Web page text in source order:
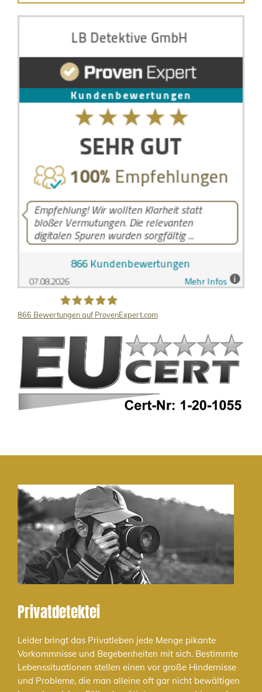
LB Detektive GmbH
866 Bewertungen auf ProvenExpert.com
Privatdetektei
Leider bringt das Privatleben jede Menge pikante
Vorkommnisse und Begebenheiten mit sich. Bestimmte
Lebenssituationen stellen einen vor große Hindernisse
und Probleme, die man alleine oft gar nicht bewältigen